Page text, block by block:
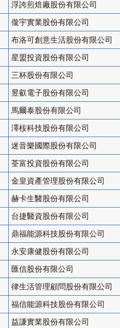
浮誇煎焙廠股份有限公司
儱宇實業股份有限公司
布洛可創意生活股份有限公司
星盟投資股份有限公司
三杯股份有限公司
昱叡電子股份有限公司
馬爾泰股份有限公司
澤桉科技股份有限公司
迷音樂國際股份有限公司
荃富投資股份有限公司
金皇資產管理股份有限公司
赫卡生醫股份有限公司
台捷醫資股份有限公司
鼎福能源科技股份有限公司
永安康健股份有限公司
匯信股份有限公司
律生活管理顧問股份有限公司
福信能源科技股份有限公司
益謙實業股份有限公司